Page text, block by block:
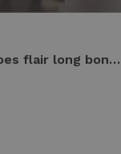
Studio Anneloes flair long bonded trousers 94812 Flared 8700 espresso